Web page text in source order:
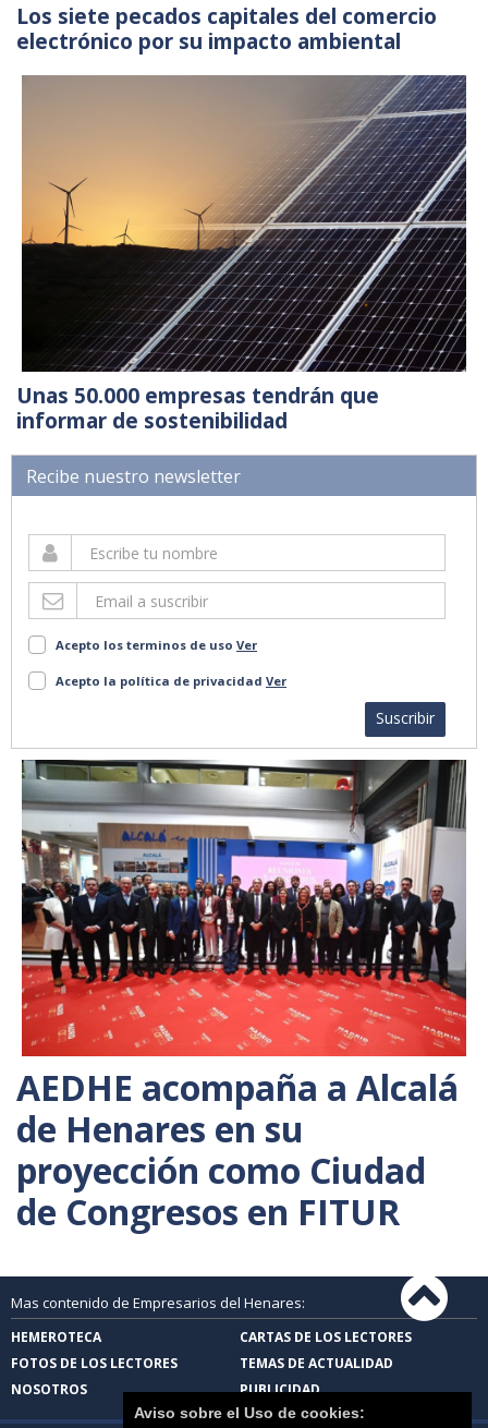
Los siete pecados capitales del comercio
electrónico por su impacto ambiental
Unas 50.000 empresas tendrán que
informar de sostenibilidad
Recibe nuestro newsletter
Acepto los terminos de uso Ver
Acepto la política de privacidad Ver
Suscribir
AEDHE acompaña a Alcalá
de Henares en su
proyección como Ciudad
de Congresos en FITUR
Mas contenido de Empresarios del Henares:
HEMEROTECA
CARTAS DE LOS LECTORES
FOTOS DE LOS LECTORES
TEMAS DE ACTUALIDAD
NOSOTROS
PUBLICIDAD
Aviso sobre el Uso de cookies: